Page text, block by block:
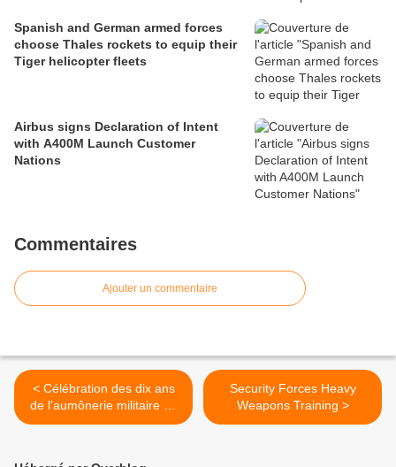
Spanish and German armed forces
choose Thales rockets to equip their
Tiger helicopter fleets
Airbus signs Declaration of Intent
with A400M Launch Customer
Nations
Commentaires
Ajouter un commentaire
< Célébration des dix ans
de l'aumônerie militaire du
culte musulman
Security Forces Heavy
Weapons Training >